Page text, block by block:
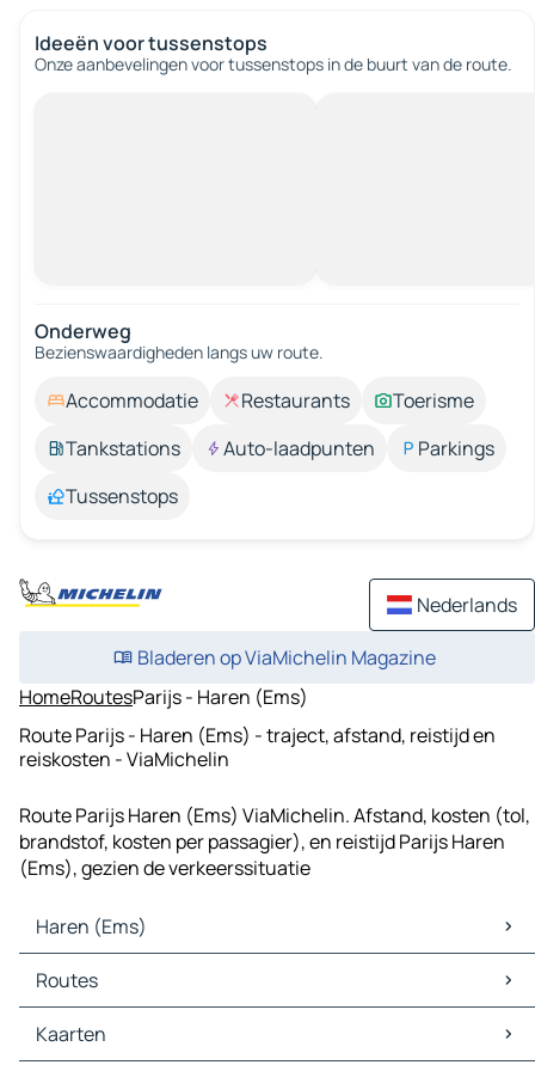
Ideeën voor tussenstops
Onze aanbevelingen voor tussenstops in de buurt van de route.
Onderweg
Bezienswaardigheden langs uw route.
Accommodatie Restaurants
Toerisme
Tankstations
Auto-laadpunten
Parkings
Tussenstops
Nederlands
Bladeren op ViaMichelin Magazine
HomeRoutesParijs - Haren (Ems)
Route Parijs - Haren (Ems) - traject, afstand, reistijd en
reiskosten - ViaMichelin
Route Parijs Haren (Ems) ViaMichelin. Afstand, kosten (tol,
brandstof, kosten per passagier), en reistijd Parijs Haren
(Ems), gezien de verkeerssituatie
Haren (Ems)
Haren (Ems) Kaarten
Haren (Ems) Verkeer
Haren (Ems) Hotels
Haren (Ems) Restaurants
Routes
Routes Haren (Ems) - Meppen
Routes Haren (Ems) - Emmen
Kaarten